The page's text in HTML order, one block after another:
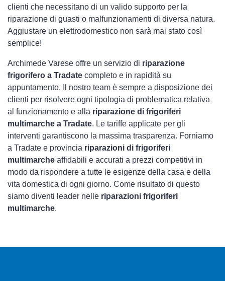
clienti che necessitano di un valido supporto per la
riparazione di guasti o malfunzionamenti di diversa natura.
Aggiustare un elettrodomestico non sarà mai stato così
semplice!
Archimede Varese offre un servizio di riparazione
frigorifero a Tradate completo e in rapidità su
appuntamento. Il nostro team è sempre a disposizione dei
clienti per risolvere ogni tipologia di problematica relativa
al funzionamento e alla riparazione di frigoriferi
multimarche a Tradate. Le tariffe applicate per gli
interventi garantiscono la massima trasparenza. Forniamo
a Tradate e provincia riparazioni di frigoriferi
multimarche affidabili e accurati a prezzi competitivi in
modo da rispondere a tutte le esigenze della casa e della
vita domestica di ogni giorno. Come risultato di questo
siamo diventi leader nelle riparazioni frigoriferi
multimarche.